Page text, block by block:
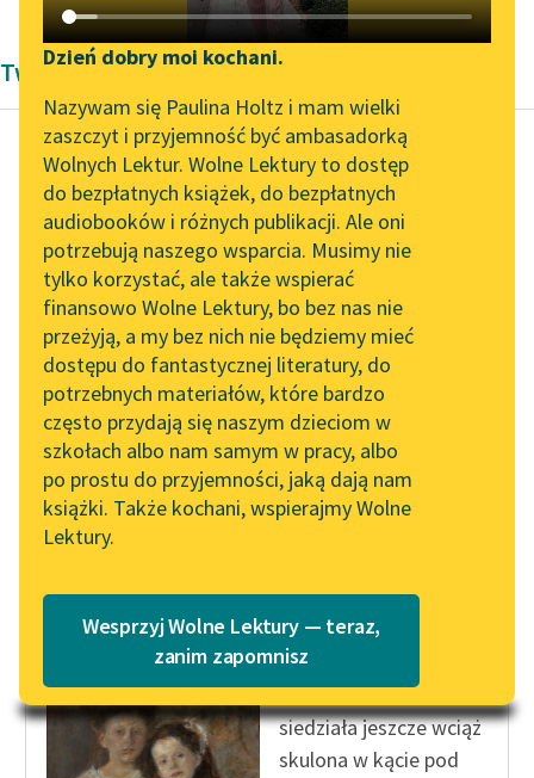
Katalog DAISY
Podkasty o książkach
Zgłoś brak utworu
Aktualności
„Prokurator Alicja Horn”
do słuchania
Byliśmy częścią AI Impact
Lab
Zapraszamy na spotkanie
online z tłumaczkami
literatury skandynawskiej
Spotkanie z Katarzyną
Tunkiel w Oslo
102. lata temu zmarł
Joseph Conrad
Lektury szkolne i klasyka
literatury do słuchania dla
uczennic i uczniów z
niepełnosprawnościami
Narzędzia
Mapa Wolnych Lektur
Leśmianator
Przewodnik dla piszących i
czytających
API
OAI-PMH
Widget Wolnych Lektur
Przypisy
Katalog w formacie PDF
Dzień dobry moi kochani.
Nazywam się Paulina Holtz i mam wielki
zaszczyt i przyjemność być ambasadorką
Wolnych Lektur. Wolne Lektury to dostęp
do bezpłatnych książek, do bezpłatnych
audiobooków i różnych publikacji. Ale oni
potrzebują naszego wsparcia. Musimy nie
tylko korzystać, ale także wspierać
finansowo Wolne Lektury, bo bez nas nie
przeżyją, a my bez nich nie będziemy mieć
dostępu do fantastycznej literatury, do
potrzebnych materiałów, które bardzo
często przydają się naszym dzieciom w
szkołach albo nam samym w pracy, albo
po prostu do przyjemności, jaką dają nam
książki. Także kochani, wspierajmy Wolne
Lektury.
Wesprzyj Wolne Lektury — teraz,
zanim zapomnisz
Twórczość Frances Hodgson Burnett
Frances Hodgson Burnett
Mała księżniczka
Była to mała istotka,
obdarta i zaniedbana
jeszcze bardziej od niej
samej — istny kłębek
łachmanów...
Czytaj więcej
Frances Hodgson Burnett
Mała księżniczka
Mała żebraczka
siedziała jeszcze wciąż
skulona w kącie pod